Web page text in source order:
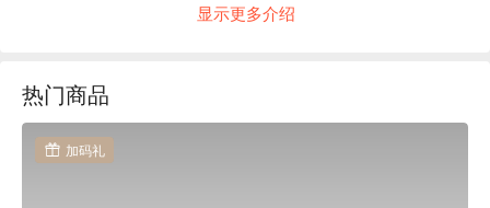
2015 年，我们秉持着提供每位旅客最舒适的住宿硬体品质，
于饭店品质上的用心，这一切，期盼您一同来瑞格商旅细细感
受品尝。
显示更多介绍
热门商品
加码礼